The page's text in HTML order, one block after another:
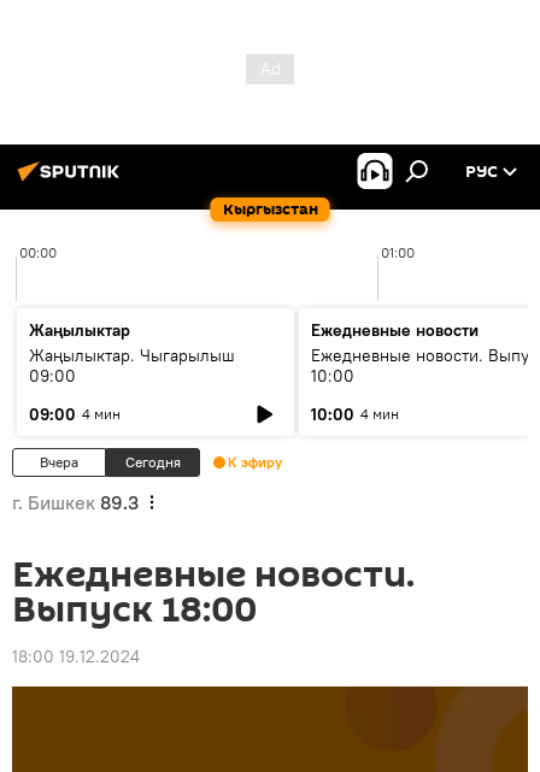
Кыргызстан
РУС
00:00 01:00
Жаңылыктар
Жаңылыктар. Чыгарылыш
09:00
09:00 4 мин
Ежедневные новости
Ежедневные новости.
10:00
10:00 4 мин
Вчера Сегодня К эфиру
г. Бишкек 89.3
Ежедневные новости.
Выпуск 18:00
18:00 19.12.2024